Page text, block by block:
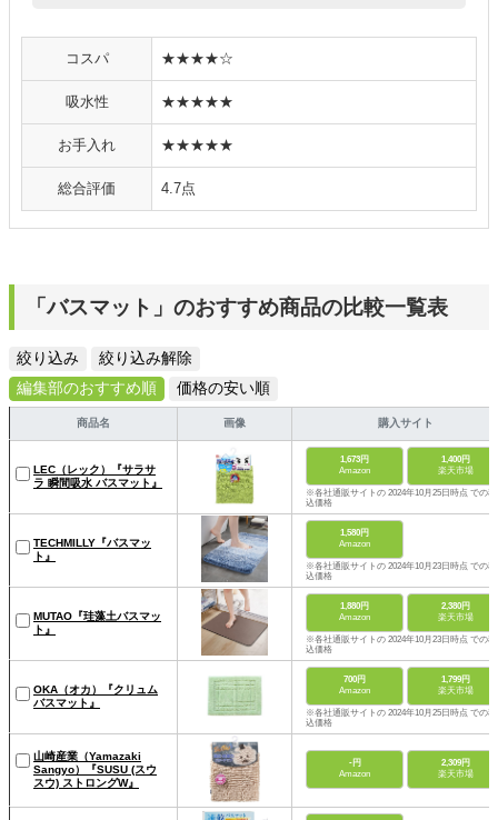
コスパ ★★★★☆
吸水性 ★★★★★
お手入れ ★★★★★
総合評価 4.7点
「バスマット」のおすすめ商品の比較一覧表
絞り込み
絞り込み解除
編集部のおすすめ順
価格の安い順
商品名 画像 購入サイト
LEC（レック）『サラサ
ラ 瞬間吸水 バスマット』
1,673円
Amazon
1,400円
楽天市場
※各社通販サイトの 2024年10月25日時点 での税
込価格
TECHMILLY『バスマッ
ト』
1,580円
Amazon
※各社通販サイトの 2024年10月23日時点 での税
込価格
MUTAO『珪藻土バスマッ
ト』
1,880円
Amazon
2,380円
楽天市場
※各社通販サイトの 2024年10月23日時点 での税
込価格
OKA（オカ）『クリュム
バスマット』
700円
Amazon
1,799円
楽天市場
※各社通販サイトの 2024年10月25日時点 での税
込価格
山崎産業（Yamazaki
Sangyo）『SUSU (スウ
スウ) ストロングW』
-円
Amazon
2,309円
楽天市場